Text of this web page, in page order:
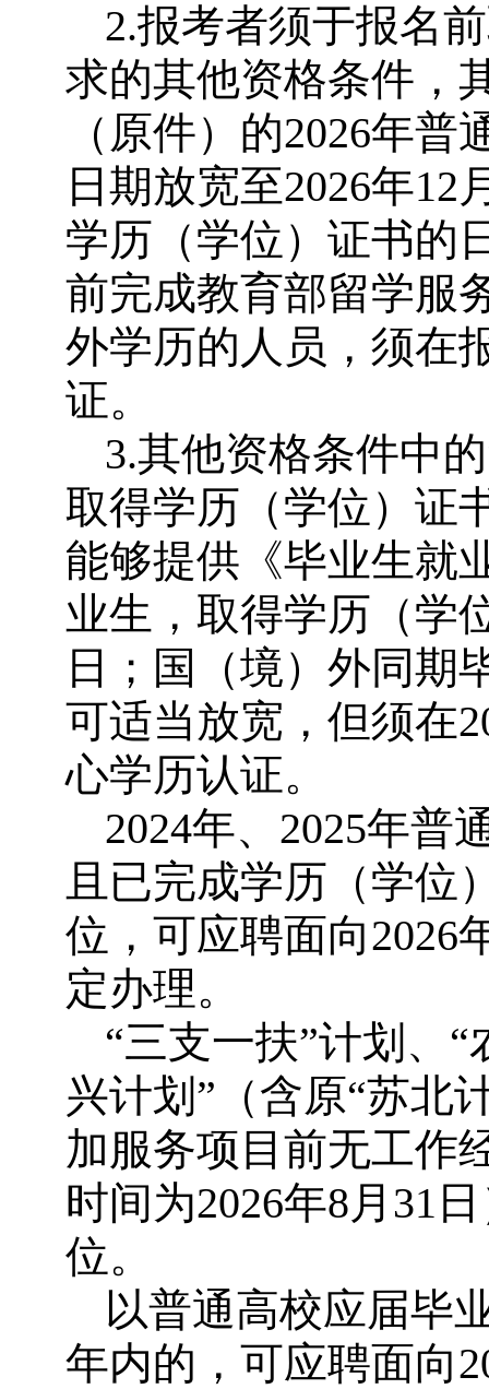
2.报考者须于报名
求的其他资格条件，
（原件）的2026年
日期放宽至2026年
学历（学位）证书的
前完成教育部留学服
外学历的人员，须在
证。
3.其他资格条件中
取得学历（学位）证
能够提供《毕业生就
业生，取得学历（学
日；国（境）外同期
可适当放宽，但须在
心学历认证。
2024年、2025年普
且已完成学历（学位
位，可应聘面向2026
定办理。
“三支一扶”计划、
兴计划”（含原“苏北
加服务项目前无工作
时间为2026年8月31
位。
以普通高校应届毕
年内的，可应聘面向